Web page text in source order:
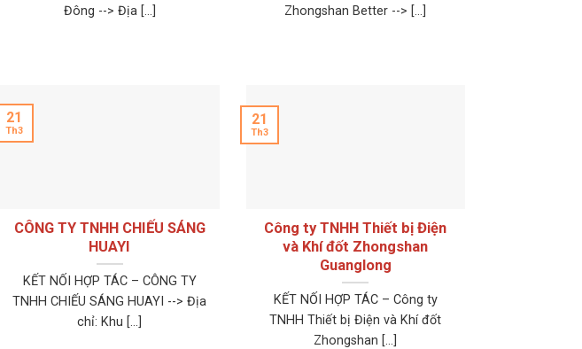
Đông --> Địa [...]
Zhongshan Better --> [...]
CÔNG TY TNHH CHIẾU SÁNG
HUAYI
KẾT NỐI HỢP TÁC – CÔNG TY
TNHH CHIẾU SÁNG HUAYI --> Địa
chỉ: Khu [...]
21
Th3
Công ty TNHH Thiết bị Điện
và Khí đốt Zhongshan
Guanglong
KẾT NỐI HỢP TÁC – Công ty
TNHH Thiết bị Điện và Khí đốt
Zhongshan [...]
21
Th3